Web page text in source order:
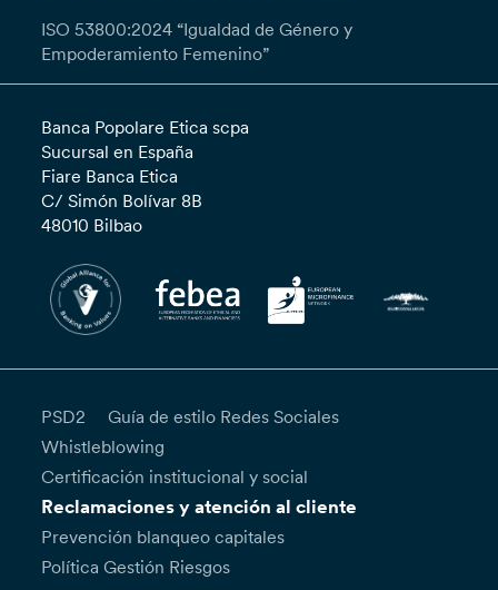
ISO 53800:2024 “Igualdad de Género y
Empoderamiento Femenino”
Banca Popolare Etica scpa
Sucursal en España
Fiare Banca Etica
C/ Simón Bolívar 8B
48010 Bilbao
PSD2
Guía de estilo Redes Sociales
Whistleblowing
Certificación institucional y social
Reclamaciones y atención al cliente
Prevención blanqueo capitales
Política Gestión Riesgos